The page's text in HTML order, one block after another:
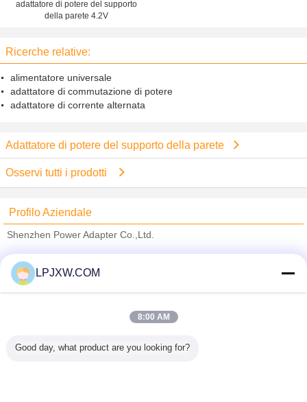
adattatore di potere del supporto
della parete 4.2V
Ricerche relative:
alimentatore universale
adattatore di commutazione di potere
adattatore di corrente alternata
Adattatore di potere del supporto della parete
Osservi tutti i prodotti
Profilo Aziendale
Shenzhen Power Adapter Co.,Ltd.
Trust Seal
Verified Suplier
Tutti i prodotti
LPJXW.COM
8:00 AM
Good day, what product are you looking for?